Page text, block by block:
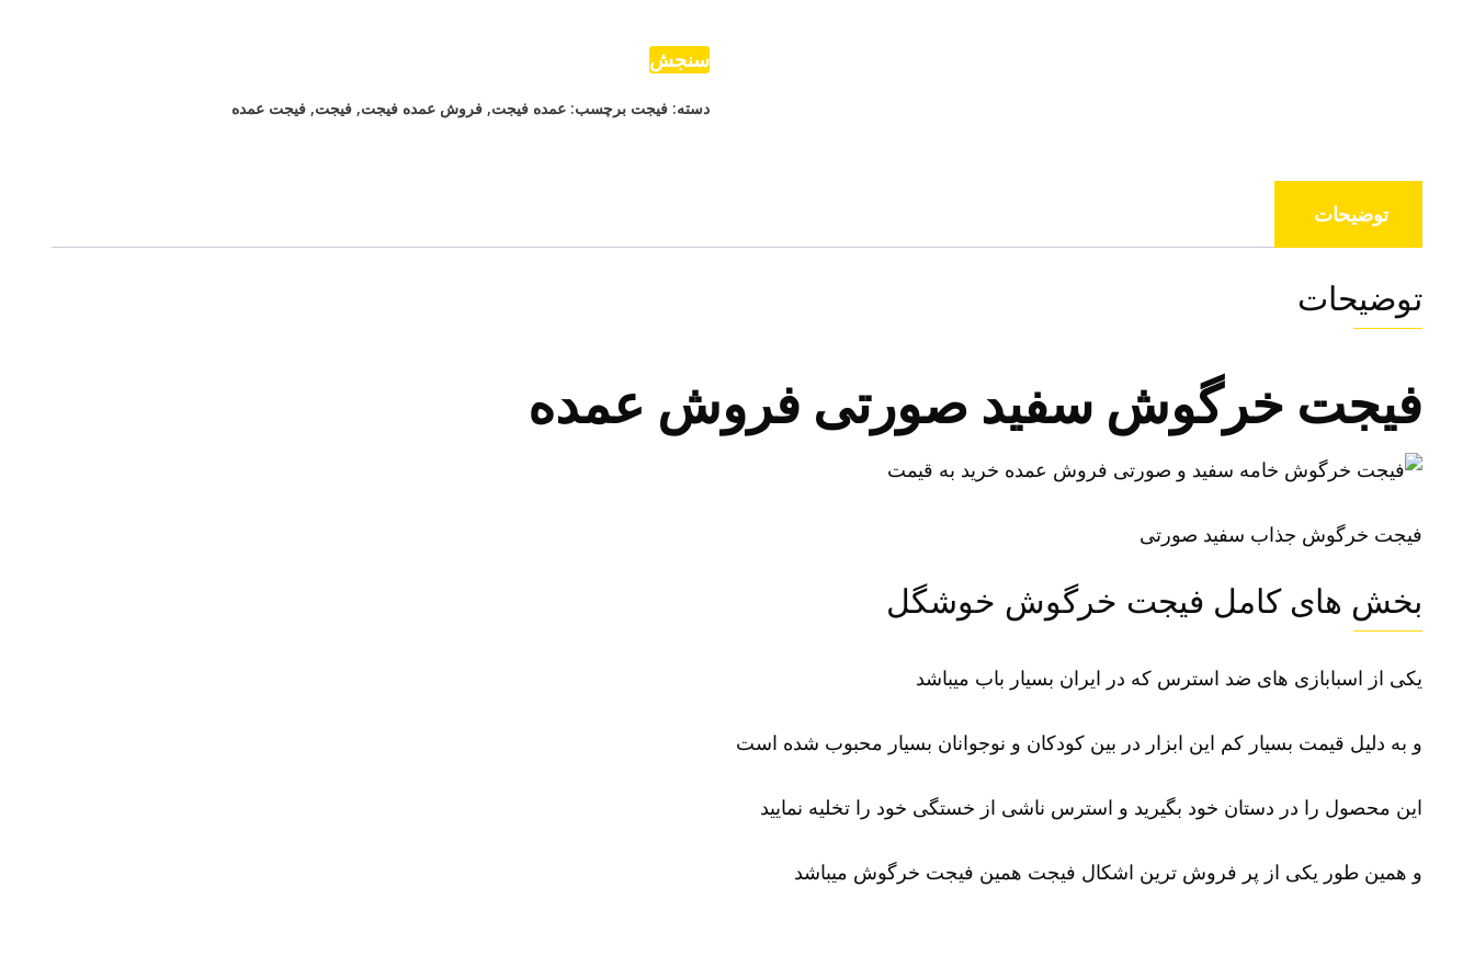
سنجش
دسته: فیجت برچسب: عمده فیجت, فروش عمده فیجت, فیجت, فیجت عمده
توضیحات
توضیحات
فیجت خرگوش سفید صورتی فروش عمده
فیجت خرگوش جذاب سفید صورتی
بخش های کامل فیجت خرگوش خوشگل
یکی از اسبابازی های ضد استرس که در ایران بسیار باب میباشد
و به دلیل قیمت بسیار کم این ابزار در بین کودکان و نوجوانان بسیار محبوب شده است
این محصول را در دستان خود بگیرید و استرس ناشی از خستگی خود را تخلیه نمایید
و همین طور یکی از پر فروش ترین اشکال فیجت همین فیجت خرگوش میباشد